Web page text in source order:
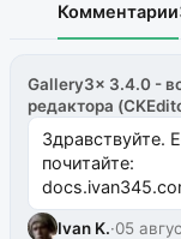
Комментарии
Gallery3x 3.4.0 -
редактора
Здравствуйте.
почитайте:
ms2galleryphp
Ivan K.·05